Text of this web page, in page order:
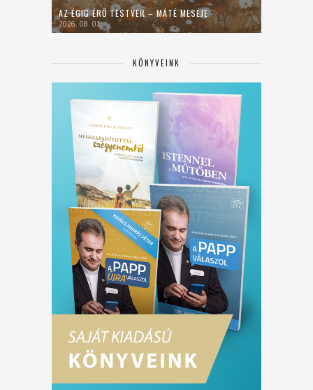
AZ ÉGIG ÉRŐ TESTVÉR – MÁTÉ MESÉJE
2026. 08. 01.
KÖNYVEINK